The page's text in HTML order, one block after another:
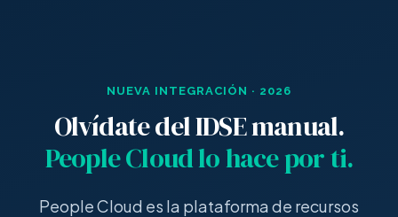
NUEVA INTEGRACIÓN · 2026
Olvídate del IDSE manual.
People Cloud lo hace por ti.
People Cloud es la plataforma de recursos